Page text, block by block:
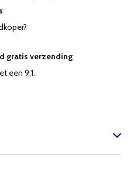
gratis verzending
een 9,1.